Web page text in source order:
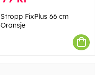
Stropp FixPlus 66 cm
Oransje